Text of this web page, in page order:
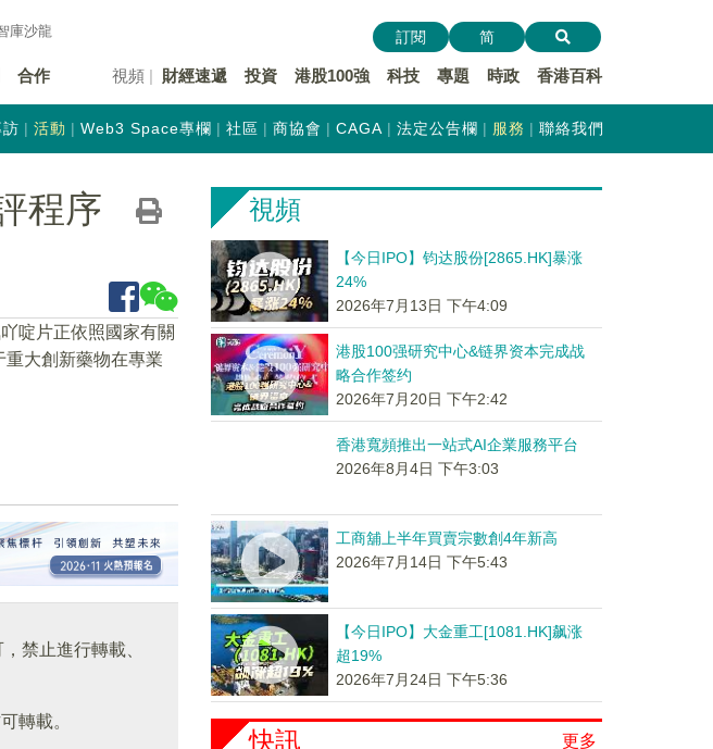
庫沙龍
合作 視頻 財經速遞 投資 港股100強 科技 專題 時政 香港百科
訂閱 简
活動 Web3 Space專欄 社區 商協會 CAGA 法定公告欄 服務 聯絡我們
程序
啶片正依照國家有關
大創新藥物在專業
禁止進行轉載、
轉載。
視頻
【今日IPO】钧达股份[2865.HK]暴涨
24%
2026年7月13日 下午4:09
港股100强研究中心&链界资本完成战
略合作签约
2026年7月20日 下午2:42
香港寬頻推出一站式AI企業服務平台
2026年8月4日 下午3:03
工商舖上半年買賣宗數創4年新高
2026年7月14日 下午5:43
【今日IPO】大金重工[1081.HK]飙涨
超19%
2026年7月24日 下午5:36
更多
快訊